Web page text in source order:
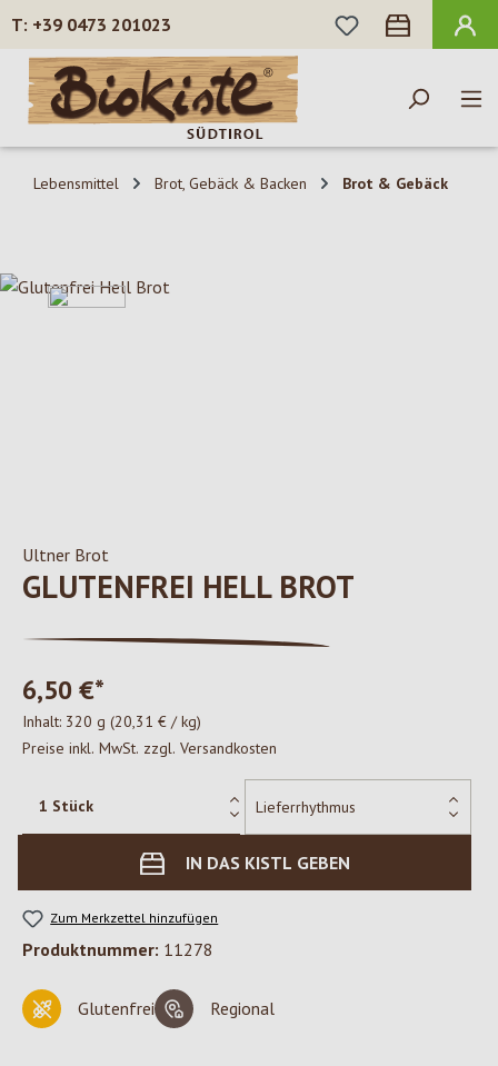
Zum Hauptinhalt springen
+39 0473 201023
DU HAST 0
Lebensmittel Brot, Gebäck & Backen Brot & Gebäck
Bildergalerie überspringen
Ultner Brot
GLUTENFREI HELL BROT
6,50 €*
Inhalt: 320 g (20,31 € / kg)
Preise inkl. MwSt. zzgl. Versandkosten
IN DAS KISTL GEBEN
Zum Merkzettel hinzufügen
Produktnummer: 11278
Glutenfrei Regional